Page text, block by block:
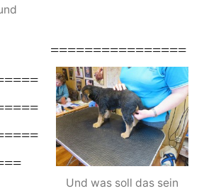
Und was soll das sein
================